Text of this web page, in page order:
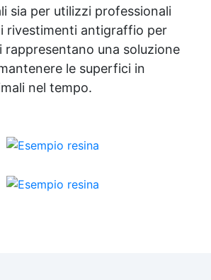
sia per utilizzi professionali
rivestimenti antigraffio per
rappresentano una soluzione
le superfici in
nel tempo.